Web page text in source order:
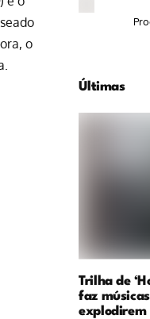
o
Últimas
Trilha de
faz
explodirem